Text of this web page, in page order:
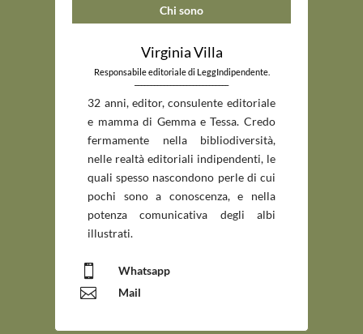
Chi sono
Virginia Villa
Responsabile editoriale di LeggIndipendente.
_____________________________
32 anni, editor, consulente editoriale
e mamma di Gemma e Tessa. Credo
fermamente nella bibliodiversità,
nelle realtà editoriali indipendenti, le
quali spesso nascondono perle di cui
pochi sono a conoscenza, e nella
potenza comunicativa degli albi
illustrati.
 Whatsapp
 Mail